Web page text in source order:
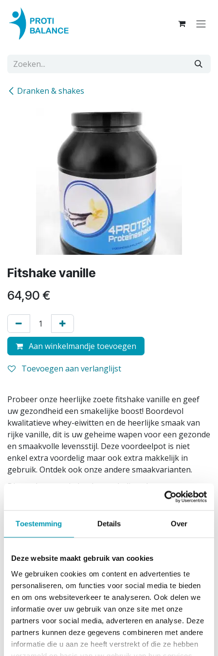
Toestemming Details Over
Deze website maakt gebruik van cookies
We gebruiken cookies om content en advertenties te
personaliseren, om functies voor social media te bieden
en om ons websiteverkeer te analyseren. Ook delen we
informatie over uw gebruik van onze site met onze
partners voor social media, adverteren en analyse. Deze
partners kunnen deze gegevens combineren met andere
informatie die u aan ze heeft verstrekt of die ze hebben
Overslaan naar inhoud
Dranken & shakes
Fitshake vanille
64,90 €
Aan winkelmandje toevoegen
Toevoegen aan verlanglijst
Probeer onze heerlijke zoete fitshake vanille en geef
uw gezondheid een smakelijke boost! Boordevol
kwalitatieve whey-eiwitten en de heerlijke smaak van
rijke vanille, dit is uw geheime wapen voor een gezonde
en smaakvolle levensstijl. Deze voordeelpot is niet
enkel extra voordelig maar ook extra makkelijk in
gebruik. Ontdek ook onze andere smaakvarianten.
Dit product past in het low carb dieet, het
proteïnedieet, het koolhydraatarm dieet en het
eiwitdieet. Daarnaast is het een prima herstelshake
voor na het sporten of ideaal product om de dag te
1 portie is 30g.
1 pot bevat 30 porties of 900g
Gebruiksadvies
Voeg 1 afgestreken maatschep (30g) toe aan ongeveer
200 à 300ml water of magere melk.
Opgelet: bevat zoetstoffen. Overmatig gebruik kan
laxerend effect hebben!